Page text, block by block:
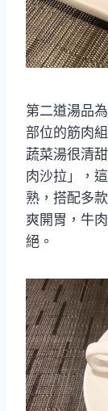
第二道湯品
部位的筋肉
蔬菜湯很清
肉沙拉」，
熟，搭配多
爽開胃，牛
絕。